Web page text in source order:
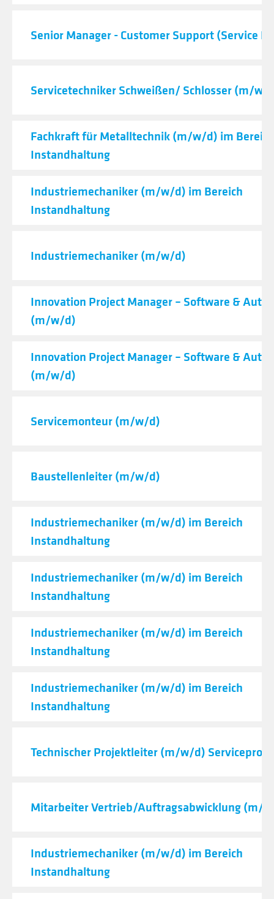
Senior Manager - Customer Support (Service
Servicetechniker Schweißen/ Schlosser (m/w/
Fachkraft für Metalltechnik (m/w/d) im Bereich
Instandhaltung
Industriemechaniker (m/w/d) im Bereich
Instandhaltung
Industriemechaniker (m/w/d)
Innovation Project Manager – Software &
(m/w/d)
Innovation Project Manager – Software &
(m/w/d)
Servicemonteur (m/w/d)
Baustellenleiter (m/w/d)
Industriemechaniker (m/w/d) im Bereich
Instandhaltung
Industriemechaniker (m/w/d) im Bereich
Instandhaltung
Industriemechaniker (m/w/d) im Bereich
Instandhaltung
Industriemechaniker (m/w/d) im Bereich
Instandhaltung
Technischer Projektleiter (m/w/d)
Mitarbeiter Vertrieb/Auftragsabwicklung (m/
Industriemechaniker (m/w/d) im Bereich
Instandhaltung